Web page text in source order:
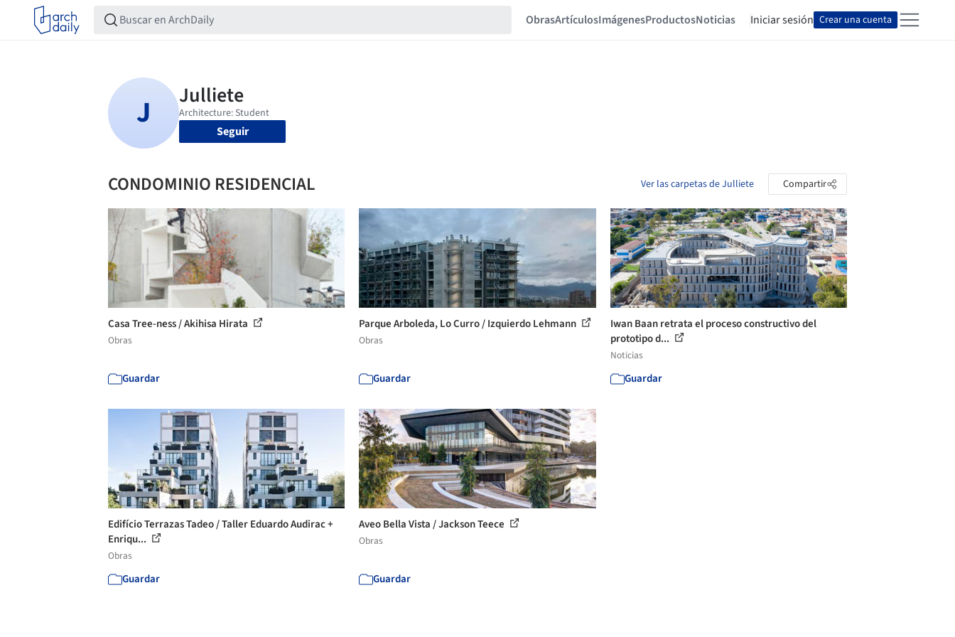
ObrasArtículosImágenesProductosNoticias Iniciar sesión Crear una cuenta
Seguir
CONDOMINIO RESIDENCIAL Ver las carpetas de Julliete Compartir
Casa Tree-ness / Akihisa Hirata
Obras
Guardar
Parque Arboleda, Lo Curro / Izquierdo Lehmann
Obras
Guardar
Iwan Baan retrata el proceso constructivo del
prototipo d...
Noticias
Guardar
Edifício Terrazas Tadeo / Taller Eduardo Audirac +
Enriqu...
Obras
Guardar
Aveo Bella Vista / Jackson Teece
Obras
Guardar